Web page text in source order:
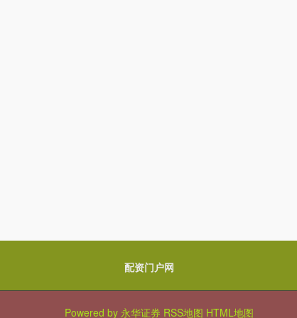
配资门户网
Powered by 永华证券 RSS地图 HTML地图